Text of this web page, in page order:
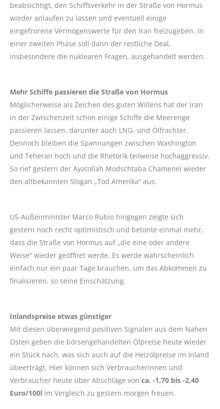
beabsichtigt, den Schiffsverkehr in der Straße von Hormus
wieder anlaufen zu lassen und eventuell einige
eingefrorene Vermögenswerte für den Iran freizugeben. In
einer zweiten Phase soll dann der restliche Deal,
insbesondere die nuklearen Fragen, ausgehandelt werden.
Mehr Schiffe passieren die Straße von Hormus
Möglicherweise als Zeichen des guten Willens hat der Iran
in der Zwischenzeit schon einige Schiffe die Meerenge
passieren lassen, darunter auch LNG- und Ölfrachter.
Dennoch bleiben die Spannungen zwischen Washington
und Teheran hoch und die Rhetorik teilweise hochaggressiv.
So rief gestern der Ayatollah Modschtaba Chamenei wieder
den altbekannten Slogan „Tod Amerika“ aus.
US-Außenminister Marco Rubio hingegen zeigte sich
gestern noch recht optimistisch und betonte einmal mehr,
dass die Straße von Hormus auf „die eine oder andere
Weise“ wieder geöffnet werde. Es werde wahrscheinlich
einfach nur ein paar Tage brauchen, um das Abkommen zu
finalisieren, so seine Einschätzung.
Inlandspreise etwas günstiger
Mit diesen überwiegend positiven Signalen aus dem Nahen
Osten geben die börsengehandelten Ölpreise heute wieder
ein Stück nach, was sich auch auf die Heizölpreise im Inland
übeerträgt. Hier können sich Verbraucherinnen und
Verbraucher heute über Abschläge von ca. -1,70 bis -2,40
Euro/100l im Vergleich zu gestern morgen freuen.